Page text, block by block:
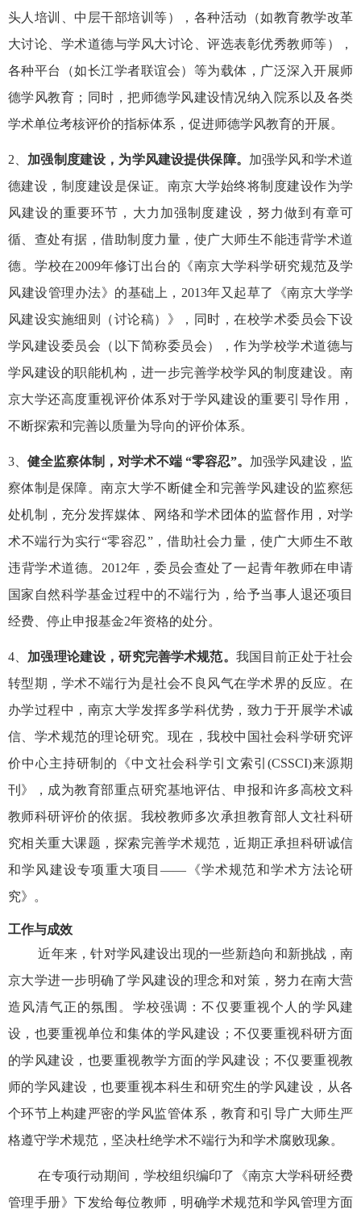
头人培训、中层干部培训等），各种活动（如教育教学改革
大讨论、学术道德与学风大讨论、评选表彰优秀教师等），
各种平台（如长江学者联谊会）等为载体，广泛深入开展师
德学风教育；同时，把师德学风建设情况纳入院系以及各类
学术单位考核评价的指标体系，促进师德学风教育的开展。
2、 加强制度建设，为学风建设提供保障。 加强学风和学术道
德建设，制度建设是保证。南京大学始终将制度建设作为学
风建设的重要环节，大力加强制度建设，努力做到有章可
循、查处有据，借助制度力量，使广大师生不能违背学术道
德。学校在2009年修订出台的《南京大学科学研究规范及学
风建设管理办法》的基础上，2013年又起草了《南京大学学
风建设实施细则（讨论稿）》，同时，在校学术委员会下设
学风建设委员会（以下简称委员会），作为学校学术道德与
学风建设的职能机构，进一步完善学校学风的制度建设。南
京大学还高度重视评价体系对于学风建设的重要引导作用，
不断探索和完善以质量为导向的评价体系。
3、 健全监察体制，对学术不端 “零容忍”。 加强学风建设，监
察体制是保障。南京大学不断健全和完善学风建设的监察惩
处机制，充分发挥媒体、网络和学术团体的监督作用，对学
术不端行为实行“零容忍”，借助社会力量，使广大师生不敢
违背学术道德。2012年，委员会查处了一起青年教师在申请
国家自然科学基金过程中的不端行为，给予当事人退还项目
经费、停止申报基金2年资格的处分。
4、 加强理论建设，研究完善学术规范。 我国目前正处于社会
转型期，学术不端行为是社会不良风气在学术界的反应。在
办学过程中，南京大学发挥多学科优势，致力于开展学术诚
信、学术规范的理论研究。现在，我校中国社会科学研究评
价中心主持研制的《中文社会科学引文索引(CSSCI)来源期
刊》，成为教育部重点研究基地评估、申报和许多高校文科
教师科研评价的依据。我校教师多次承担教育部人文社科研
究相关重大课题，探索完善学术规范，近期正承担科研诚信
和学风建设专项重大项目——《学术规范和学术方法论研
究》。
工作与成效
近年来，针对学风建设出现的一些新趋向和新挑战，南
京大学进一步明确了学风建设的理念和对策，努力在南大营
造风清气正的氛围。学校强调：不仅要重视个人的学风建
设，也要重视单位和集体的学风建设；不仅要重视科研方面
的学风建设，也要重视教学方面的学风建设；不仅要重视教
师的学风建设，也要重视本科生和研究生的学风建设，从各
个环节上构建严密的学风监管体系，教育和引导广大师生严
格遵守学术规范，坚决杜绝学术不端行为和学术腐败现象。
在专项行动期间，学校组织编印了《南京大学科研经费
管理手册》下发给每位教师，明确学术规范和学风管理方面